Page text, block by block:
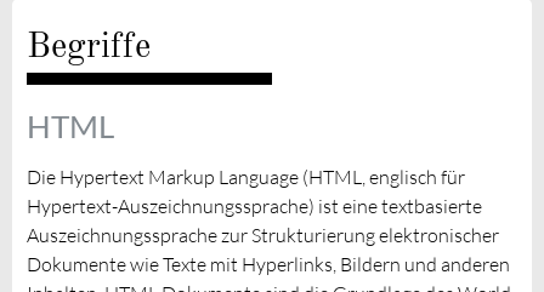
Begriffe
HTML
Die Hypertext Markup Language (HTML, englisch für
Hypertext-Auszeichnungssprache) ist eine textbasierte
Auszeichnungssprache zur Strukturierung elektronischer
Dokumente wie Texte mit Hyperlinks, Bildern und anderen